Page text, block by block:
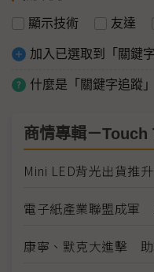
顯示技術 友達
加入已選取到「關鍵字
什麼是「關鍵字追蹤」
商情專輯－
Mini LED背光出貨推
電子紙產業聯盟成軍
康寧、默克大進擊